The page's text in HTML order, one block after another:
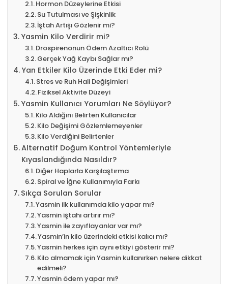
Hormon Düzeylerine Etkisi
Su Tutulması ve Şişkinlik
İştah Artışı Gözlenir mi?
Yasmin Kilo Verdirir mi?
Drospirenonun Ödem Azaltıcı Rolü
Gerçek Yağ Kaybı Sağlar mı?
Yan Etkiler Kilo Üzerinde Etki Eder mi?
Stres ve Ruh Hali Değişimleri
Fiziksel Aktivite Düzeyi
Yasmin Kullanıcı Yorumları Ne Söylüyor?
Kilo Aldığını Belirten Kullanıcılar
Kilo Değişimi Gözlemlemeyenler
Kilo Verdiğini Belirtenler
Alternatif Doğum Kontrol Yöntemleriyle
Kıyaslandığında Nasıldır?
Diğer Haplarla Karşılaştırma
Spiral ve İğne Kullanımıyla Farkı
Sıkça Sorulan Sorular
Yasmin ilk kullanımda kilo yapar mı?
Yasmin iştahı artırır mı?
Yasmin ile zayıflayanlar var mı?
Yasmin’in kilo üzerindeki etkisi kalıcı mı?
Yasmin herkes için aynı etkiyi gösterir mi?
Kilo almamak için Yasmin kullanırken nelere dikkat
edilmeli?
Yasmin ödem yapar mı?